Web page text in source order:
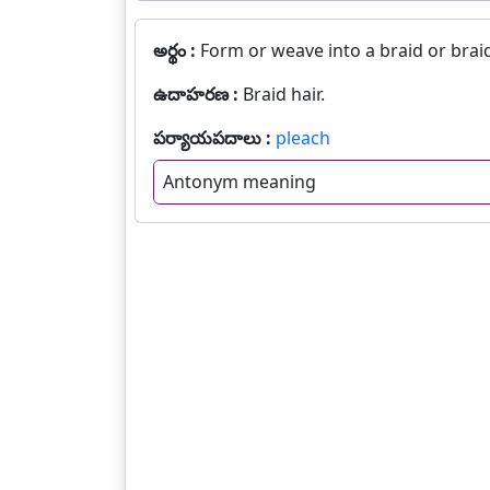
అర్థం : Form or weave into a braid or
ఉదాహరణ : Braid hair.
పర్యాయపదాలు : pleach
Antonym meaning